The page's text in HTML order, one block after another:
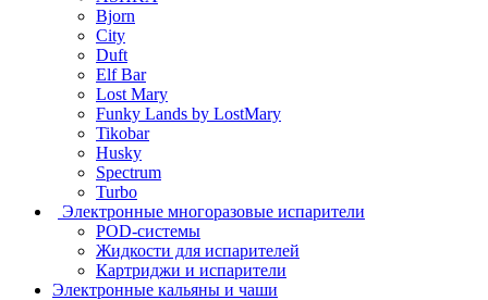
Bjorn
City
Duft
Elf Bar
Lost Mary
Funky Lands by LostMary
Tikobar
Husky
Spectrum
Turbo
Электронные многоразовые испарители
POD-системы
Жидкости для испарителей
Картриджи и испарители
Электронные кальяны и чаши